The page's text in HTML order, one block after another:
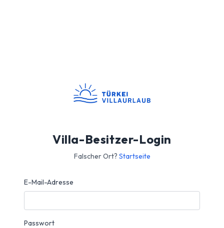
Villa-Besitzer-Login
Falscher Ort? Startseite
E-Mail-Adresse
Passwort